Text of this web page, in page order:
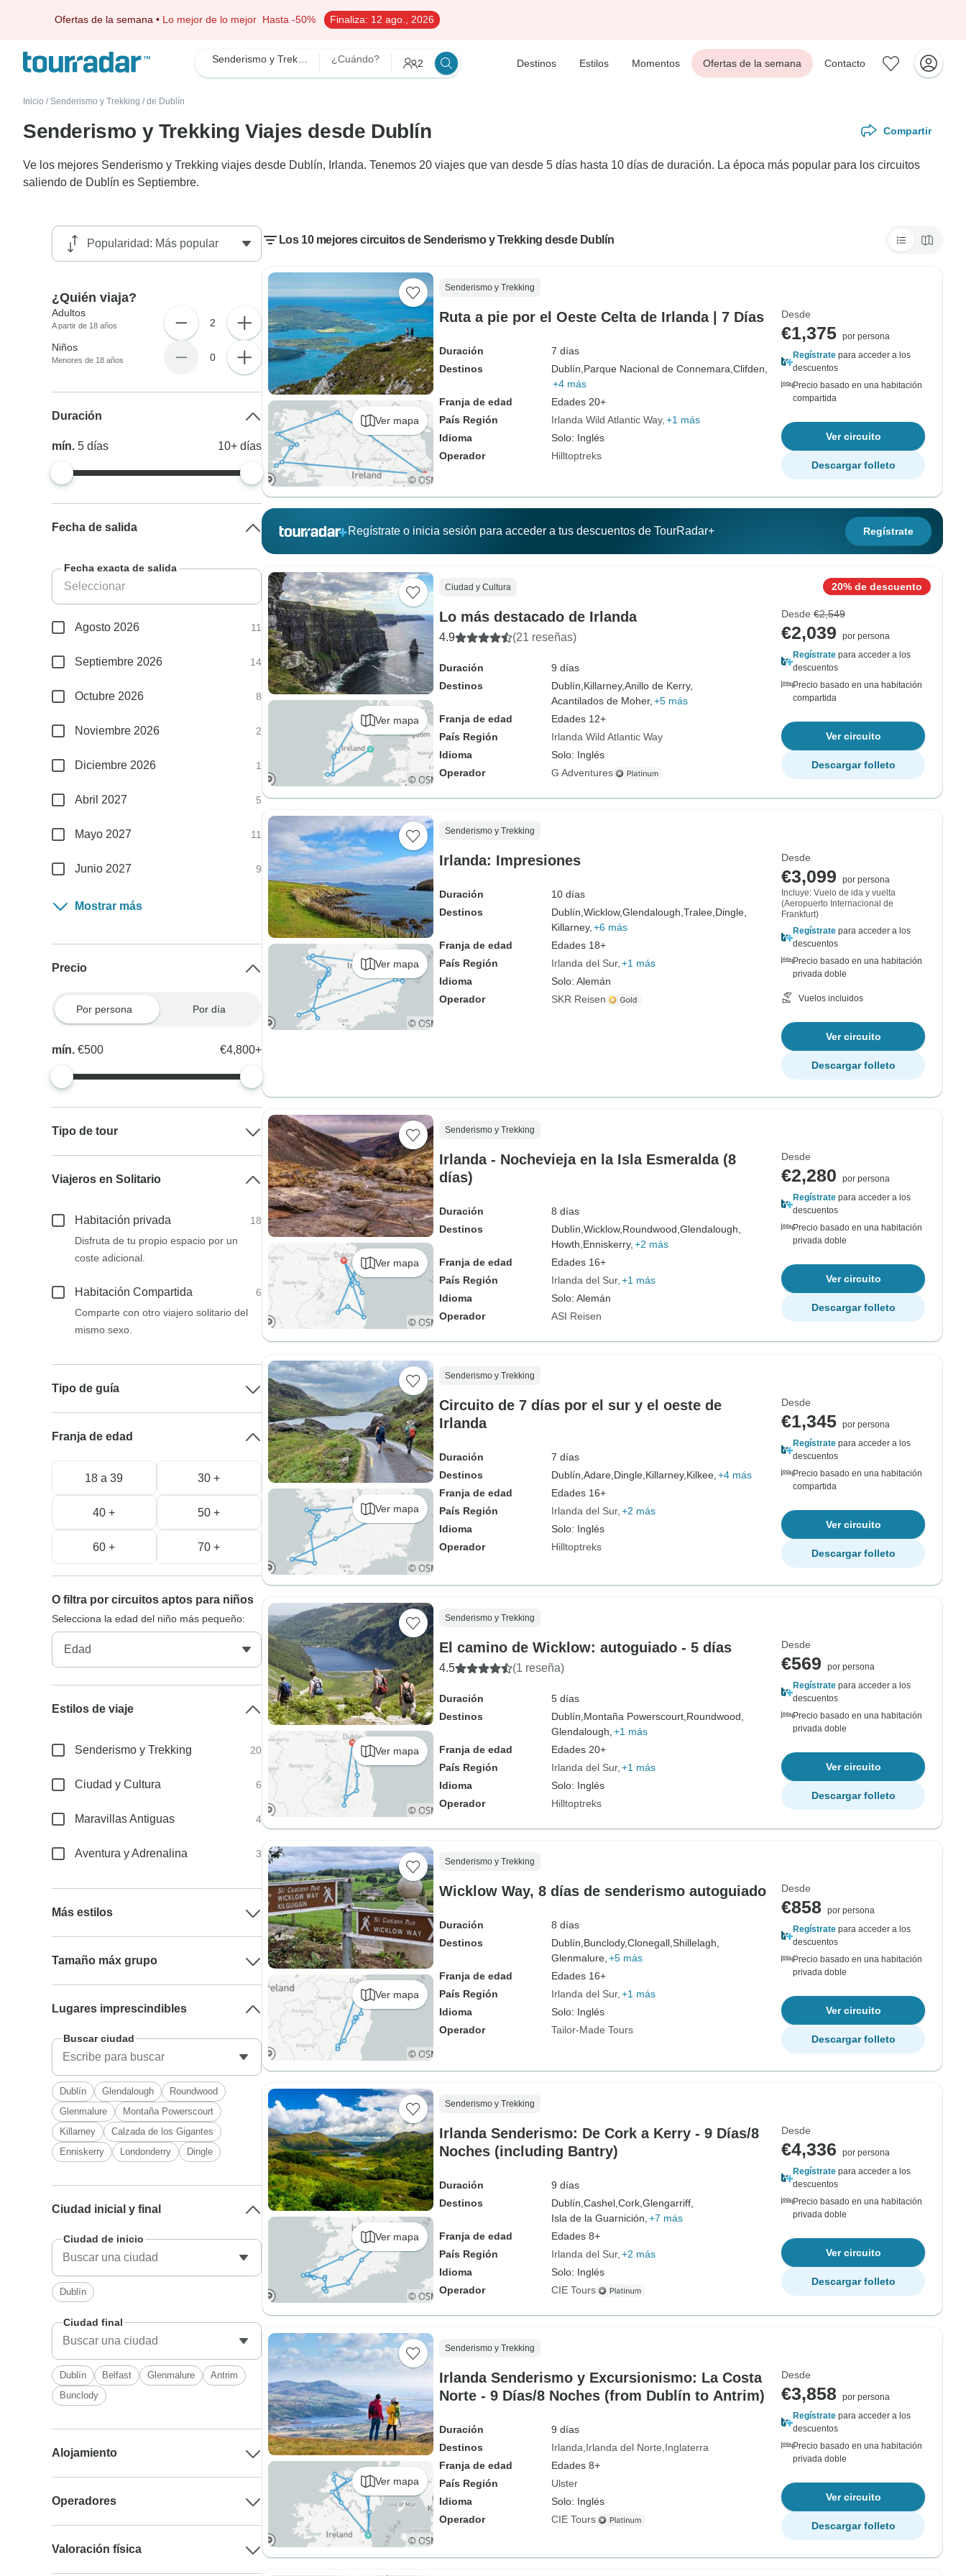
Ofertas de la semana • Lo mejor de lo mejor Hasta -50% Finaliza: 12 ago., 2026
¿Cuándo? 2 Destinos Estilos Momentos Ofertas de la semana Contacto
Inicio / Senderismo y Trekking / de Dublín
Senderismo y Trekking Viajes desde Dublín Compartir
Ve los mejores Senderismo y Trekking viajes desde Dublín, Irlanda. Tenemos 20 viajes que van desde 5 días hasta 10 días de duración. La época más popular para los circuitos
saliendo de Dublín es Septiembre.
Los 10 mejores circuitos de Senderismo y Trekking desde Dublín
Ver mapa
Senderismo y Trekking
Ruta a pie por el Oeste Celta de Irlanda | 7 Días
Duración
7 días
Destinos
Dublín, Parque Nacional de Connemara, Clifden,
+4 más
Franja de edad
Edades 20+
País Región
Irlanda Wild Atlantic Way +1 más
Idioma
Solo: Inglés
Operador
Hilltoptreks
Desde
€1,375 por persona
Regístrate para acceder a los
descuentos
Precio basado en una habitación
compartida
Ver circuito
Descargar folleto
Regístrate o inicia sesión para acceder a tus descuentos de TourRadar+ Regístrate
Ver mapa
Ciudad y Cultura
Lo más destacado de Irlanda
4.9 (21 reseñas)
Duración
9 días
Destinos
Dublín, Killarney,Anillo de Kerry,
Acantilados de Moher, +5 más
Franja de edad
Edades 12+
País Región
Irlanda Wild Atlantic Way
Idioma
Solo: Inglés
Operador
G Adventures
20% de descuento
Desde €2,549
€2,039
por persona
Regístrate para acceder a los
descuentos
Precio basado en una habitación
compartida
Ver circuito
Descargar folleto
Ver mapa
Senderismo y Trekking
Irlanda: Impresiones
Duración
10 días
Destinos
Dublín, Wicklow,Glendalough, Tralee, Dingle,
Killarney, +6 más
Franja de edad
Edades 18+
País Región
Irlanda del Sur +1 más
Idioma
Solo: Alemán
Operador
SKR Reisen
Desde
€3,099
por persona
Incluye: Vuelo de ida y vuelta
(Aeropuerto Internacional de
Frankfurt)
Regístrate para acceder a los
descuentos
Precio basado en una habitación
privada doble
Vuelos incluidos
Ver circuito
Descargar folleto
Ver mapa
Senderismo y Trekking
Irlanda - Nochevieja en la Isla Esmeralda (8
días)
Duración
8 días
Destinos
Dublín, Wicklow, Roundwood, Glendalough,
Howth, Enniskerry, +2 más
Franja de edad
Edades 16+
País Región
Irlanda del Sur +1 más
Idioma
Solo: Alemán
Operador
ASI Reisen
Desde
€2,280
por persona
Regístrate para acceder a los
descuentos
Precio basado en una habitación
privada doble
Ver circuito
Descargar folleto
Ver mapa
Senderismo y Trekking
Circuito de 7 días por el sur y el oeste de
Irlanda
Duración
7 días
Destinos
Dublín, Adare, Dingle, Killarney, Kilkee, +4 más
Franja de edad
Edades 16+
País Región
Irlanda del Sur +2 más
Idioma
Solo: Inglés
Operador
Hilltoptreks
Desde
€1,345 por persona
Regístrate para acceder a los
descuentos
Precio basado en una habitación
compartida
Ver circuito
Descargar folleto
Ver mapa
Senderismo y Trekking
El camino de Wicklow: autoguiado - 5 días
4.5 (1 reseña)
Duración
5 días
Destinos
Dublín, Montaña Powerscourt, Roundwood,
Glendalough, +1 más
Franja de edad
Edades 20+
País Región
Irlanda del Sur +1 más
Idioma
Solo: Inglés
Operador
Hilltoptreks
Desde
€569
por persona
Regístrate para acceder a los
descuentos
Precio basado en una habitación
privada doble
Ver circuito
Descargar folleto
Ver mapa
Senderismo y Trekking
Wicklow Way, 8 días de senderismo autoguiado
Duración
8 días
Destinos
Dublín, Bunclody,Clonegall, Shillelagh,
Glenmalure, +5 más
Franja de edad
Edades 16+
País Región
Irlanda del Sur +1 más
Idioma
Solo: Inglés
Operador
Tailor-Made Tours
Desde
€858
por persona
Regístrate para acceder a los
descuentos
Precio basado en una habitación
privada doble
Ver circuito
Descargar folleto
Ver mapa
Senderismo y Trekking
Irlanda Senderismo: De Cork a Kerry - 9 Días/8
Noches (including Bantry)
Duración
9 días
Destinos
Dublín, Cashel, Cork, Glengarriff,
Isla de la Guarnición, +7 más
Franja de edad
Edades 8+
País Región
Irlanda del Sur +2 más
Idioma
Solo: Inglés
Operador
CIE Tours
Desde
€4,336
por persona
Regístrate para acceder a los
descuentos
Precio basado en una habitación
privada doble
Ver circuito
Descargar folleto
Ver mapa
Senderismo y Trekking
Irlanda Senderismo y Excursionismo: La Costa
Norte - 9 Días/8 Noches (from Dublín to Antrim)
Duración
9 días
Destinos
Irlanda Irlanda del Norte Inglaterra
Franja de edad
Edades 8+
País Región
Ulster
Idioma
Solo: Inglés
Operador
CIE Tours
Desde
€3,858
por persona
Regístrate para acceder a los
descuentos
Precio basado en una habitación
privada doble
Ver circuito
Descargar folleto
¿Quién viaja?
Adultos
A partir de 18 años 2
Niños
Menores de 18 años 0
Duración
mín.5días 10+ días
Fecha de salida
Fecha exacta de salida
Agosto 2026 11
Septiembre 2026 14
Octubre 2026 8
Noviembre 2026 2
Diciembre 2026 1
Abril 2027 5
Mayo 2027 11
Junio 2027 9
Mostrar más
Precio
Por persona Por día
mín.€500 €4,800+
Tipo de tour
Viajeros en Solitario
Habitación privada
18
Disfruta de tu propio espacio por un
coste adicional.
Habitación Compartida
6
Comparte con otro viajero solitario del
mismo sexo.
Tipo de guía
Franja de edad
18 a 39 30 +
40 + 50 +
60 + 70 +
O filtra por circuitos aptos para niños
Selecciona la edad del niño más pequeño:
Estilos de viaje
Senderismo y Trekking 20
Ciudad y Cultura 6
Maravillas Antiguas 4
Aventura y Adrenalina 3
Más estilos
Tamaño máx grupo
Lugares imprescindibles
Buscar ciudad
Dublín Glendalough
Roundwood
Glenmalure
Montaña Powerscourt
Killarney
Calzada de los Gigantes
Enniskerry
Londonderry Dingle
Ciudad inicial y final
Ciudad de inicio
Dublín
Ciudad final
Dublín Belfast Glenmalure
Antrim
Bunclody
Alojamiento
Operadores
Valoración física